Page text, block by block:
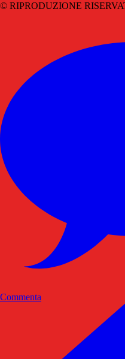
© RIPRODUZIONE
Commenta